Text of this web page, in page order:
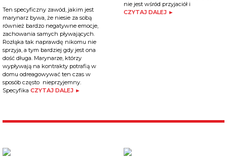
Ten specyficzny zawód, jakim jest
marynarz bywa, że niesie za sobą
również bardzo negatywne emocje,
zachowania samych pływających.
Rozłąka tak naprawdę nikomu nie
sprzyja, a tym bardziej gdy jest ona
dość długa. Marynarze, którzy
wypływają na kontrakty potrafią w
domu odreagowywać ten czas w
sposób często nieprzyjemny.
Specyfika CZYTAJ DALEJ ►
nie jest wśród przyjaciół i
CZYTAJ DALEJ ►